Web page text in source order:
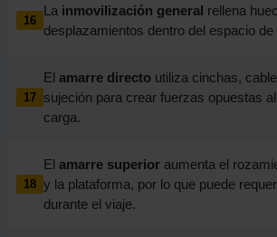
16
La inmovilización general rellena
desplazamientos dentro del espacio de
17
El amarre directoutiliza cinchas,
sujeción para crear fuerzas opuestas
carga.
18
El amarre superioraumenta el
y la plataforma, por lo que puede
durante el viaje.